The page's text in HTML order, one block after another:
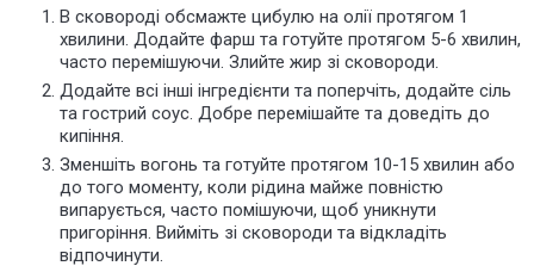
В сковороді обсмажте цибулю на олії протягом 1
хвилини. Додайте фарш та готуйте протягом 5-6 хвилин,
часто перемішуючи. Злийте жир зі сковороди.
Додайте всі інші інгредієнти та поперчіть, додайте сіль
та гострий соус. Добре перемішайте та доведіть до
кипіння.
Зменшіть вогонь та готуйте протягом 10-15 хвилин або
до того моменту, коли рідина майже повністю
випарується, часто помішуючи, щоб уникнути
пригоріння. Вийміть зі сковороди та відкладіть
відпочинути.